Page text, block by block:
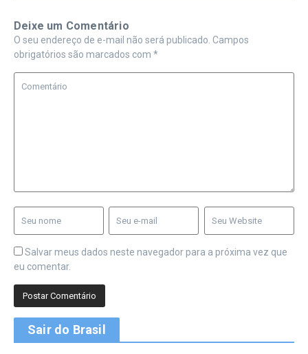
Deixe um Comentário
O seu endereço de e-mail não será publicado. Campos
obrigatórios são marcados com *
Salvar meus dados neste navegador para a próxima vez que
eu comentar.
Sair do Brasil